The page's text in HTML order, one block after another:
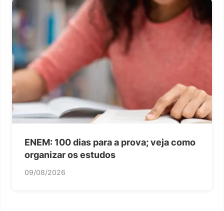
ENEM: 100 dias para a prova; veja como
organizar os estudos
09/08/2026